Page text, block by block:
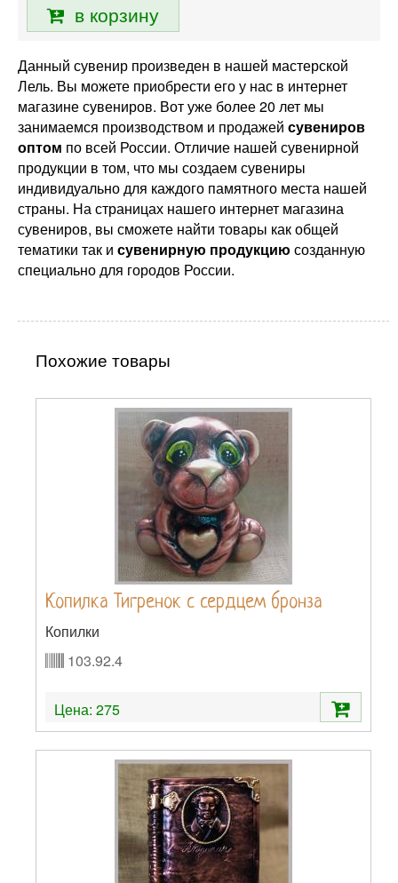
в корзину
Данный сувенир произведен в нашей мастерской
Лель. Вы можете приобрести его у нас в интернет
магазине сувениров. Вот уже более 20 лет мы
занимаемся производством и продажей сувениров
оптом по всей России. Отличие нашей сувенирной
продукции в том, что мы создаем сувениры
индивидуально для каждого памятного места нашей
страны. На страницах нашего интернет магазина
сувениров, вы сможете найти товары как общей
тематики так и сувенирную продукцию созданную
специально для городов России.
Похожие товары
Копилка Тигренок с сердцем бронза
Копилки
103.92.4
Цена: 275